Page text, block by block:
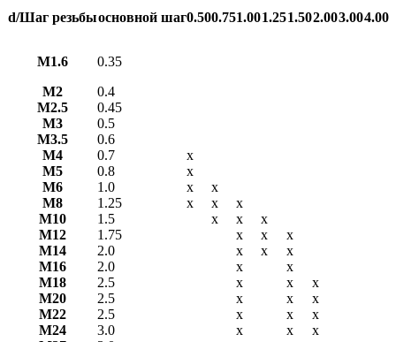
d/Шаг резьбыосновной шаг0.500.751.001.251.502.003.004.00
М1.6
0.35
М2
0.4
М2.5
0.45
М3
0.5
М3.5
0.6
М4
0.7
х
М5
0.8
х
М6
1.0 х
х
М8
1.25 х х
х
М10
1.5 х х
х
М12
1.75 х х
х
М14
2.0 х х
х
М16
2.0 х
х
М18
2.5 х х
х
М20
2.5 х х
х
М22
2.5 х х
х
М24
3.0 х х
х